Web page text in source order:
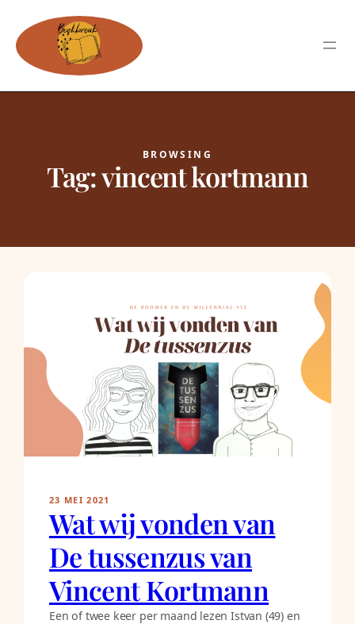
BROWSING
Tag:vincent kortmann
23 MEI 2021
Wat wij vonden van
De tussenzus van
Vincent Kortmann
Een of twee keer per maand lezen Istvan (49) en